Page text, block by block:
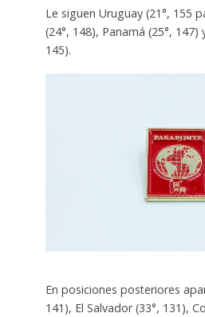
Le siguen Uruguay (21°, 155
(24°, 148), Panamá (25°, 147)
145).
En posiciones posteriores
141), El Salvador (33°, 131),